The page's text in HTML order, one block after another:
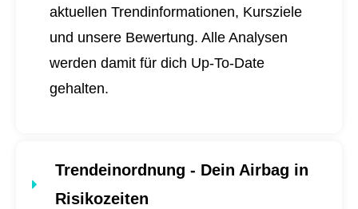
aktuellen Trendinformationen, Kursziele
und unsere Bewertung. Alle Analysen
werden damit für dich Up-To-Date
gehalten.
Trendeinordnung - Dein Airbag in
Risikozeiten